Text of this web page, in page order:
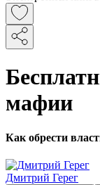
мафии
Как обрести
Дмитрий Герег